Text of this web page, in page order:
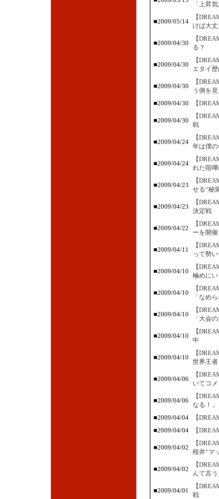
「上昇
■2009/05/14
【
けば大
■2009/04/30
【
る？
■2009/04/30
【
エタイ
■2009/04/30
【
う側を
■2009/04/30
【
■2009/04/30
【
戦
■2009/04/24
【
年は僕
■2009/04/24
【
れた喧
■2009/04/23
【
せる“秘
■2009/04/23
【
決定戦
■2009/04/22
【
ーを開催
■2009/04/11
【
って勢
■2009/04/10
【
極めに
■2009/04/10
【
「なめ
■2009/04/10
【
「大会
■2009/04/10
【
中
■2009/04/10
【
世界王
■2009/04/06
【
いてコ
■2009/04/06
【
なる！」
■2009/04/04
【
■2009/04/04
【
■2009/04/02
【
桜井“マ
■2009/04/02
【
んて言
■2009/04/01
【
戦